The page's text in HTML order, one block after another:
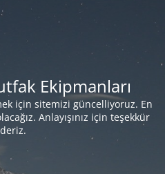
Ekipmanları
için sitemizi güncelliyoruz. En
Anlayışınız için teşekkür